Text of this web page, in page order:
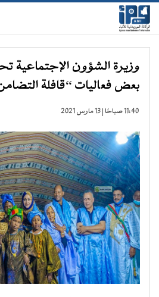
وزيرة الشؤون الإجتماعية
بعض فعاليات “قافلة
11:40 صباحًا | 13 مارس 2021